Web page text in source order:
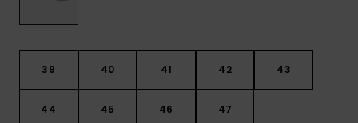
39 40 41 42 43
44 45 46 47